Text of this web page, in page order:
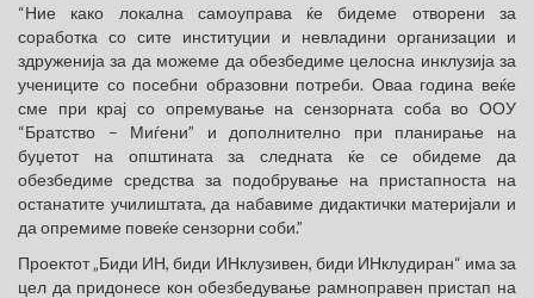
“Ние како локална самоуправа ќе бидеме отворени за
соработка со сите институции и невладини организации и
здруженија за да можеме да обезбедиме целосна инклузија за
учениците со посебни образовни потреби. Оваа година веќе
сме при крај со опремување на сензорната соба во ООУ
“Братство – Миѓени” и дополнително при планирање на
буџетот на општината за следната ќе се обидеме да
обезбедиме средства за подобрување на пристапноста на
останатите училиштата, да набавиме дидактички материјали и
да опремиме повеќе сензорни соби.”
Проектот „Биди ИН, биди ИНклузивен, биди ИНклудиран“ има за
цел да придонесе кон обезбедување рамноправен пристап на